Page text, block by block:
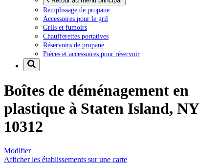
Remplissage de propane
Accessoires pour le gril
Grils et fumoirs
Chaufferettes portatives
Réservoirs de propane
Pièces et accessoires pour réservoir
Boîtes de déménagement en
plastique à Staten Island, NY
10312
Modifier
Afficher les établissements sur une carte